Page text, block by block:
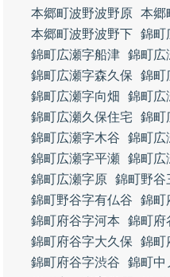
本郷町波野波野原 本郷
本郷町波野波野下 錦町
錦町広瀬字船津 錦町広
錦町広瀬字森久保
錦町
錦町広瀬字向畑
錦町広
錦町広瀬久保住宅
錦町
錦町広瀬字木谷
錦町広
錦町広瀬字平瀬 錦町広
錦町広瀬字原 錦町野谷
錦町野谷字有仏谷
錦町
錦町府谷字河本
錦町府
錦町府谷字大久保
錦町
錦町府谷字渋谷
錦町中